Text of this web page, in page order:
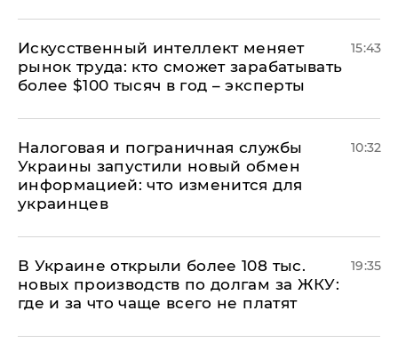
Искусственный интеллект меняет
рынок труда: кто сможет зарабатывать
более $100 тысяч в год – эксперты
15:43
Налоговая и пограничная службы
Украины запустили новый обмен
информацией: что изменится для
украинцев
10:32
В Украине открыли более 108 тыс.
новых производств по долгам за ЖКУ:
где и за что чаще всего не платят
19:35